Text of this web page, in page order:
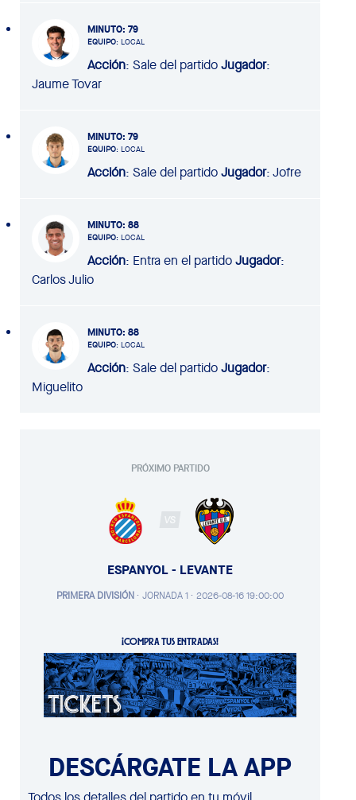
MINUTO: 79
EQUIPO: LOCAL
Acción: Sale del partidoJugador:
Jaume Tovar
MINUTO: 79
EQUIPO: LOCAL
Acción: Sale del partidoJugador: Jofre
MINUTO: 88
EQUIPO: LOCAL
Acción: Entra en el partidoJugador:
Carlos Julio
MINUTO: 88
EQUIPO: LOCAL
Acción: Sale del partidoJugador:
Miguelito
PRÓXIMO PARTIDO
VS
ESPANYOL - LEVANTE
PRIMERA DIVISIÓN· JORNADA 1 · 2026-08-16 19:00:00
¡COMPRA TUS ENTRADAS!
DESCÁRGATE LA APP